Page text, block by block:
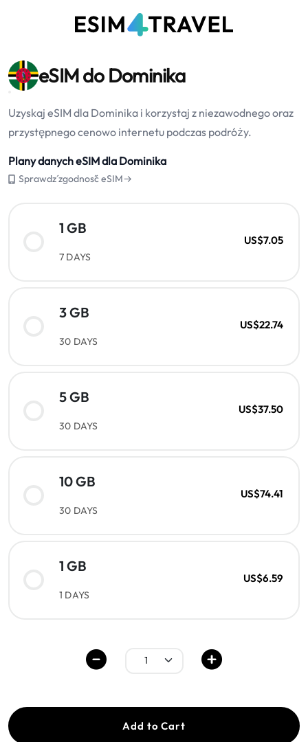
eSIM do Dominika
Uzyskaj eSIM dla Dominika i korzystaj z niezawodnego oraz
przystępnego cenowo internetu podczas podróży.
Plany danych eSIM dla Dominika
Sprawdź zgodność eSIM→
1 GB
7 DAYS
US$7.05
3 GB
30 DAYS
US$22.74
5 GB
30 DAYS
US$37.50
10 GB
30 DAYS
US$74.41
1 GB
1 DAYS
US$6.59
Add to Cart